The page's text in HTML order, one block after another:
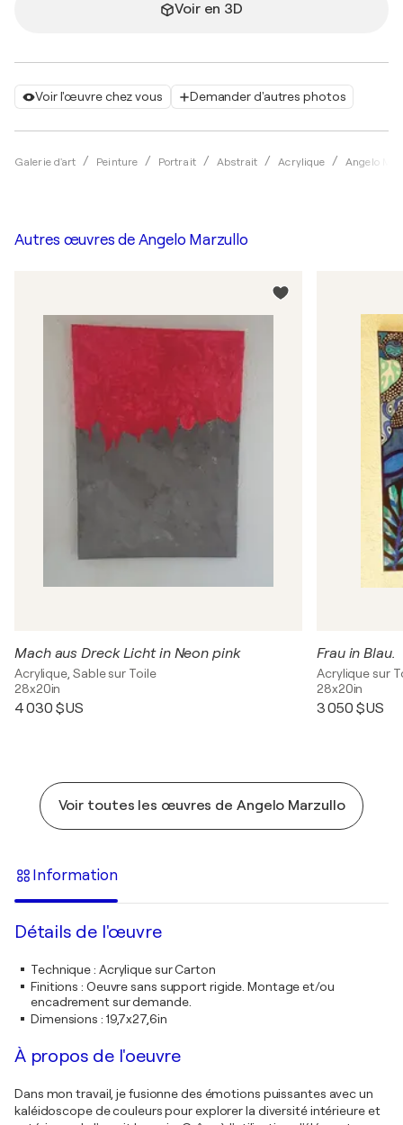
Voir l'œuvre chez vous Demander d'autres photos
Galerie d'art Peinture Portrait Abstrait Acrylique Angelo
Voir en 3D
Autres œuvres de Angelo Marzullo
Mach aus Dreck Licht in Neon pink
Acrylique, Sable sur Toile
28x20in
4 030 $US
Frau in Blau.
Acrylique sur
28x20in
3 050 $US
Voir toutes les œuvres de Angelo Marzullo
Information
Détails de l'œuvre
Technique: Acrylique sur Carton
Finitions : Oeuvre sans support rigide. Montage et/ou
encadrement sur demande.
Dimensions : 19,7x27,6in
À propos de l'oeuvre
Dans mon travail, je fusionne des émotions puissantes avec un
kaléidoscope de couleurs pour explorer la diversité intérieure et